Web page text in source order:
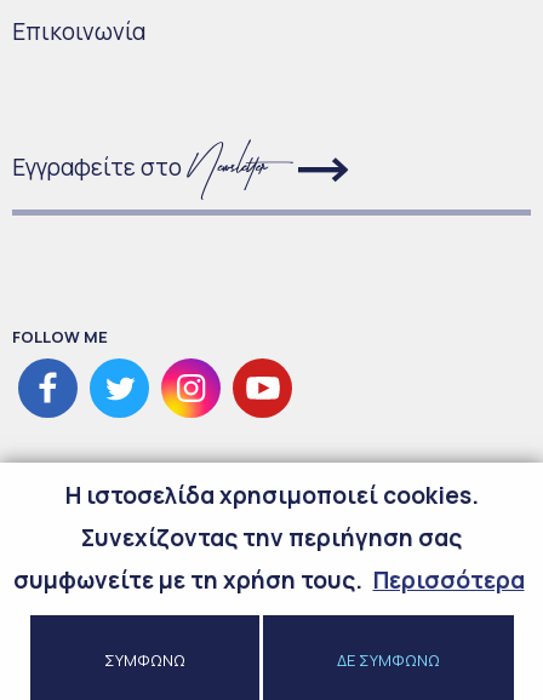
Επικοινωνία
Εγγραφείτε στο
FOLLOW ME
H ιστοσελίδα χρησιμοποιεί cookies.
Συνεχίζοντας την περιήγηση σας
συμφωνείτε με τη χρήση τους. Περισσότερα
ΣΥΜΦΩΝΩ ΔΕ ΣΥΜΦΩΝΩ